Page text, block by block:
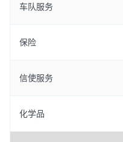
车队服务
保险
信使服务
化学品